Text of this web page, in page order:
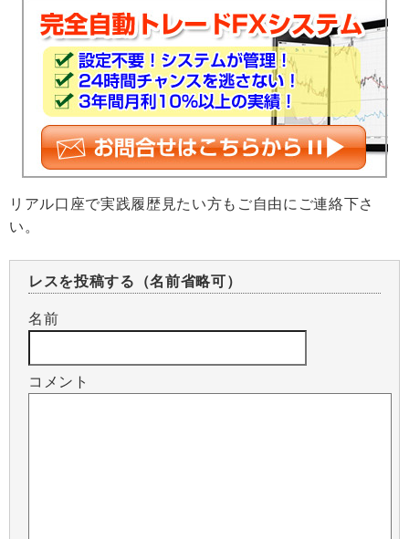
リアル口座で実践履歴見たい方もご自由にご連絡下さ
い。
レスを投稿する（名前省略可）
名前
コメント